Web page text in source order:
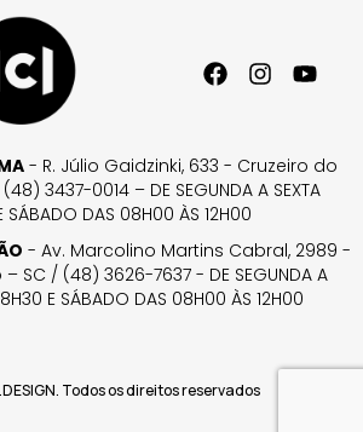
- R. Júlio Gaidzinki, 633 - Cruzeiro do
3437-0014 – DE SEGUNDA A SEXTA
SÁBADO DAS 08H00 ÀS 12H00
- Av. Marcolino Martins Cabral, 2989 -
SC / (48) 3626-7637 - DE SEGUNDA A
E SÁBADO DAS 08H00 ÀS 12H00
Todos os direitos reservados